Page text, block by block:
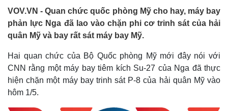
Chính trị
Đảng
Tổ chức nhân sự
Nhận diện sự thật
Xã hội
Tin 24h
Dự báo thời tiết
Dấu ấn VOV
Việc làm
Biển đảo
VOV.VN - Quan chức quốc phòng Mỹ cho hay, máy bay
phản lực Nga đã lao vào chặn phi cơ trinh sát của hải
quân Mỹ và bay rất sát máy bay Mỹ.
Hai quan chức của Bộ Quốc phòng Mỹ mới đây nói với
CNN rằng một máy bay tiêm kích Su-27 của Nga đã thực
hiện chặn một máy bay trinh sát P-8 của hải quân Mỹ vào
hôm 1/5.